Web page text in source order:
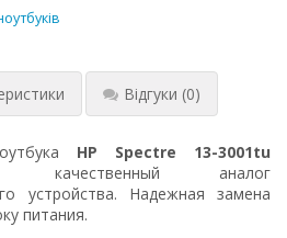
Відгуки (0)
HP Spectre 13-3001tu
качественный аналог
устройства. Надежная замена
питания.